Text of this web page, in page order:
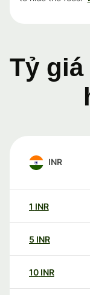
Tỷ giá
INR
1 INR
5 INR
10 INR